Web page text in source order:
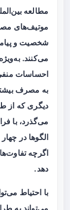
مطالعه
موتیف‌های
شخصیت و
می‌کنند.
احساسات
به مصرف
دیگری که از
می‌گذرد، با
الگوها در
اگرچه
دهد.
با احتیاط